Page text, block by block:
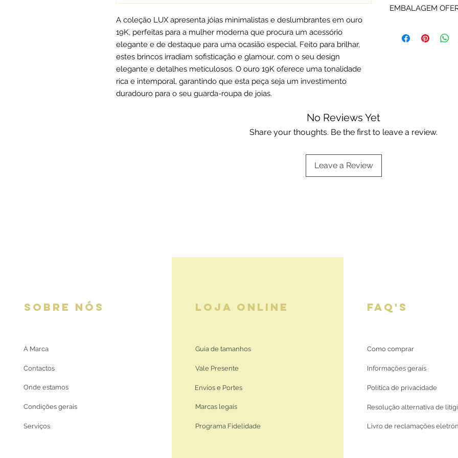
A coleção LUX apresenta jóias minimalistas e deslumbrantes em ouro
19K, perfeitas para a mulher moderna que procura um acessório
elegante e de destaque para uma ocasião especial. Feito para brilhar,
estes brincos irradiam sofisticação e glamour, com o seu design
elegante e detalhes meticulosos. O ouro 19K oferece uma tonalidade
rica e intemporal, garantindo que esta peça seja um investimento
duradouro para o seu guarda-roupa de joias.
Ouro são
respetiva
EMBALAGEM
Deluxe ou da marca.
No Reviews Yet
Share your thoughts. Be the first to leave a review.
Leave a Review
SOBRE NÓS
A Marca
Contactos
Onde estamos
Condições gerais
Serviços
LOJA ONLINE
Guia de tamanhos
Vale Presente
Envios e Portes
Marcas legais
Programa Fidelidade
FAQ'S
Como comprar
Informações gerais
Política de privacidade
Resolução alternativa de
Livro de reclamações